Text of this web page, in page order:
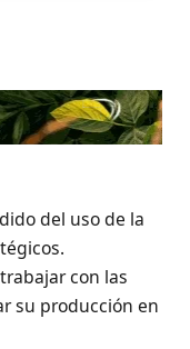
del uso de la
con las
su producción en